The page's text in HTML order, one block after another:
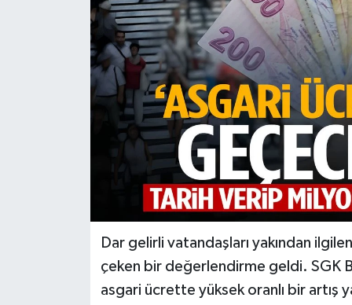
Dar gelirli vatandaşları yakından
çeken bir değerlendirme geldi. SGK
asgari ücrette yüksek oranlı bir artış